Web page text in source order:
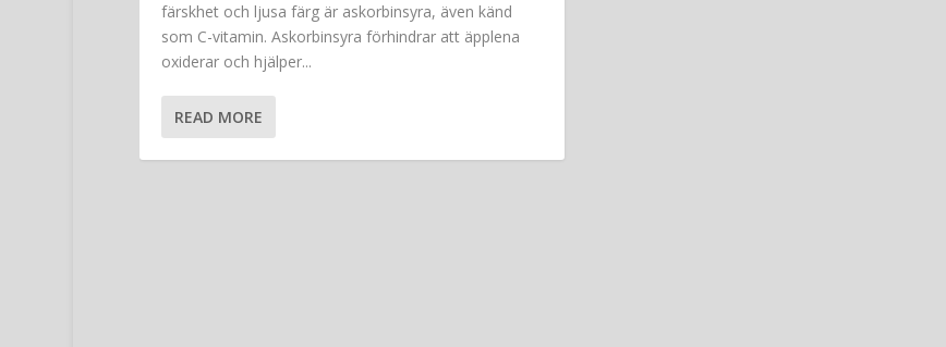
färskhet och ljusa färg är askorbinsyra, även känd
som C-vitamin. Askorbinsyra förhindrar att äpplena
oxiderar och hjälper...
READ MORE